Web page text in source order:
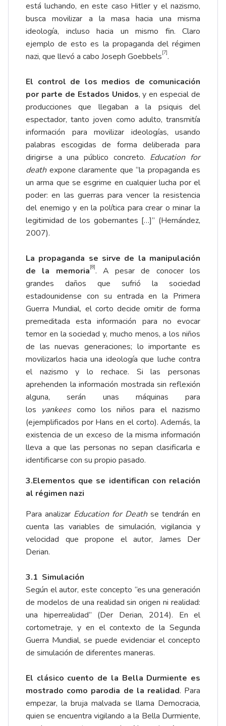
está luchando, en este caso Hitler y el nazismo,
busca movilizar a la masa hacia una misma
ideología, incluso hacia un mismo fin. Claro
ejemplo de esto es la propaganda del régimen
nazi, que llevó a cabo Joseph Goebbels[7].
El control de los medios de comunicación
por parte de Estados Unidos, y en especial de
producciones que llegaban a la psiquis del
espectador, tanto joven como adulto, transmitía
información para movilizar ideologías, usando
palabras escogidas de forma deliberada para
dirigirse a una público concreto. Education for
deathexpone claramente que “la propaganda es
un arma que se esgrime en cualquier lucha por el
poder: en las guerras para vencer la resistencia
del enemigo y en la política para crear o minar la
legitimidad de los gobernantes […]” (Hernández,
2007).
La propaganda se sirve de la manipulación
de la memoria[8]. A pesar de conocer los
grandes daños que sufrió la sociedad
estadounidense con su entrada en la Primera
Guerra Mundial, el corto decide omitir de forma
premeditada esta información para no evocar
temor en la sociedad y, mucho menos, a los niños
de las nuevas generaciones; lo importante es
movilizarlos hacia una ideología que luche contra
el nazismo y lo rechace. Si las personas
aprehenden la información mostrada sin reflexión
alguna, serán unas máquinas para
los yankeescomo los niños para el nazismo
(ejemplificados por Hans en el corto). Además, la
existencia de un exceso de la misma información
lleva a que las personas no sepan clasificarla e
identificarse con su propio pasado.
3.Elementos que se identifican con relación
al régimen nazi
Para analizar Education for Death se tendrán en
cuenta las variables de simulación, vigilancia y
velocidad que propone el autor, James Der
Derian.
3.1 Simulación
Según el autor, este concepto “es una generación
de modelos de una realidad sin origen ni realidad:
una hiperrealidad” (Der Derian, 2014). En el
cortometraje, y en el contexto de la Segunda
Guerra Mundial, se puede evidenciar el concepto
de simulación de diferentes maneras.
El clásico cuento de la Bella Durmiente es
mostrado como parodia de la realidad. Para
empezar, la bruja malvada se llama Democracia,
quien se encuentra vigilando a la Bella Durmiente,